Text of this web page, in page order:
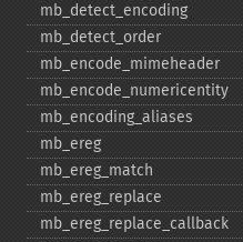
mb_​detect_​encoding
mb_​detect_​order
mb_​encode_​mimeheader
mb_​encode_​numericentity
mb_​encoding_​aliases
mb_​ereg
mb_​ereg_​match
mb_​ereg_​replace
mb_​ereg_​replace_​callback